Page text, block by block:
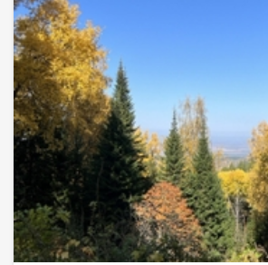
Алтайского и Смоленского района.
коммуникации - свет, вода, газ. Нужны
инвестиционные вложения. Перспектива
великолепная!!! Кадастровый номер